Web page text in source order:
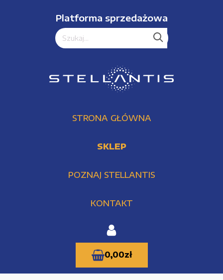
Platforma sprzedażowa
STRONA GŁÓWNA
SKLEP
POZNAJ STELLANTIS
KONTAKT
0,00zł